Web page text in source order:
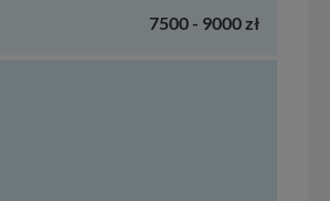
7500 - 9000 zł